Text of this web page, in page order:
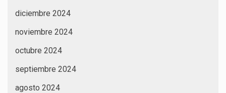
diciembre 2024
noviembre 2024
octubre 2024
septiembre 2024
agosto 2024